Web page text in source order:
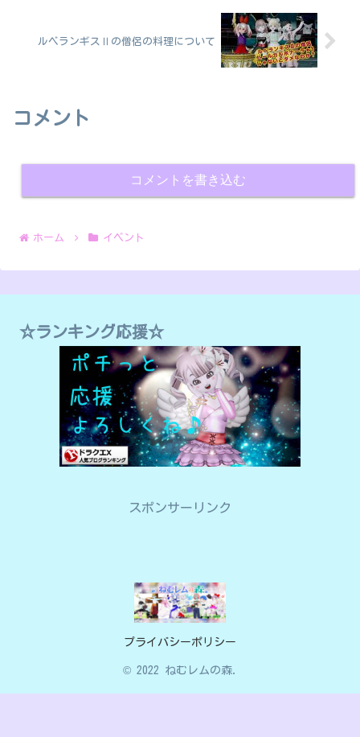
ルベランギスⅡの僧侶の料理について
コメント
コメントを書き込む
ホーム イベント
☆ランキング応援☆
スポンサーリンク
プライバシーポリシー
© 2022 ねむレムの森.